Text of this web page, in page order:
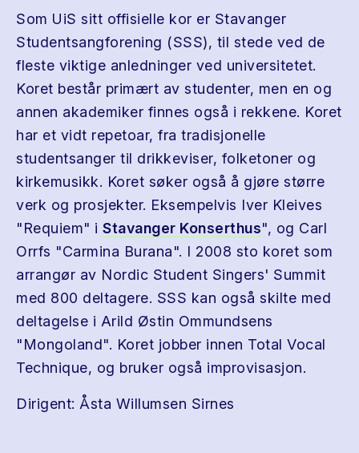
Som UiS sitt offisielle kor er Stavanger
Studentsangforening (SSS), til stede ved de
fleste viktige anledninger ved universitetet.
Koret består primært av studenter, men en og
annen akademiker finnes også i rekkene. Koret
har et vidt repetoar, fra tradisjonelle
studentsanger til drikkeviser, folketoner og
kirkemusikk. Koret søker også å gjøre større
verk og prosjekter. Eksempelvis Iver Kleives
"Requiem" i Stavanger Konserthus", og Carl
Orrfs "Carmina Burana". I 2008 sto koret som
arrangør av Nordic Student Singers' Summit
med 800 deltagere. SSS kan også skilte med
deltagelse i Arild Østin Ommundsens
"Mongoland". Koret jobber innen Total Vocal
Technique, og bruker også improvisasjon.
Dirigent: Åsta Willumsen Sirnes